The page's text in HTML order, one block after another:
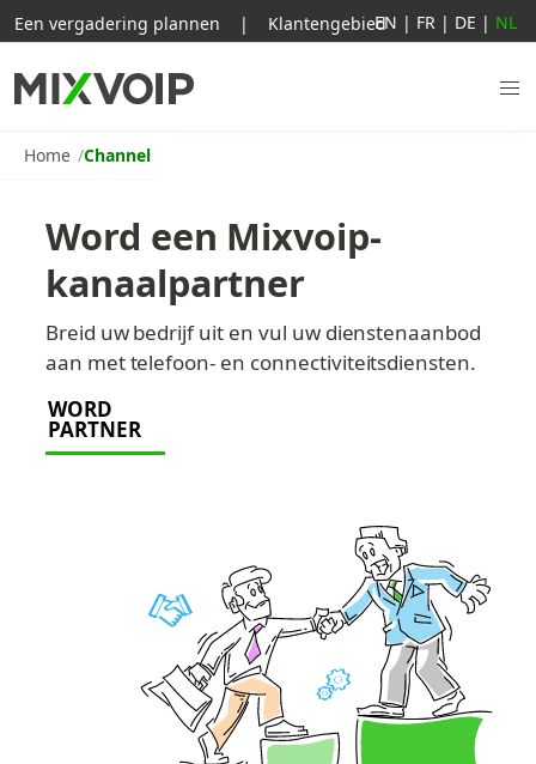
Home Channel
Word een Mixvoip-
kanaalpartner
Breid uw bedrijf uit en vul uw dienstenaanbod
aan met telefoon- en connectiviteitsdiensten.
WORD
PARTNER
Een vergadering plannen | KlantengebiedEN | FR | DE | NL